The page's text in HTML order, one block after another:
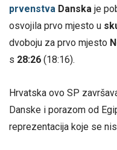
prvenstva Danska je
osvojila prvo mjesto u
dvoboju za prvo mjesto
s 28:26 (18:16).
Hrvatska ovo SP
Danske i porazom od
reprezentacija koje se